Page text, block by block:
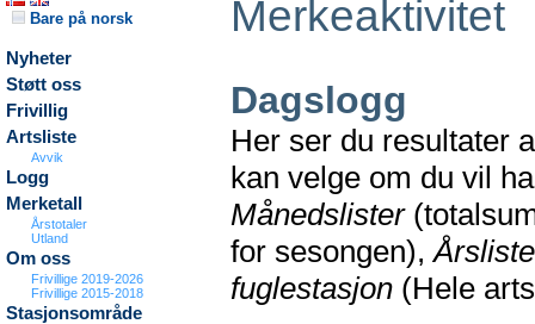
Bare på norsk
Nyheter
Støtt oss
Frivillig
Artsliste
Avvik
Logg
Merketall
Årstotaler
Utland
Om oss
Frivillige 2019-2026
Frivillige 2015-2018
Stasjonsområde
Merkeaktivitet
Dagslogg
Her ser du resultater
kan velge om du vil
Månedslister
for sesongen),
fuglestasjon (Hele